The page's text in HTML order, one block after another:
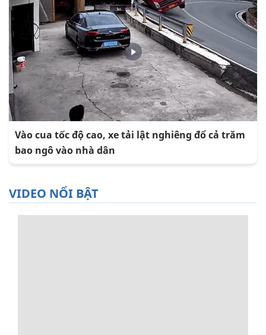
Vào cua tốc độ cao, xe tải lật nghiêng đổ cả trăm
bao ngô vào nhà dân
VIDEO NỔI BẬT